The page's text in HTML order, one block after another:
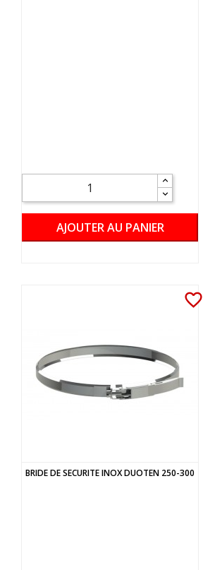
AJOUTER AU PANIER
favorite_border
BRIDE DE SECURITE INOX DUOTEN 250-300